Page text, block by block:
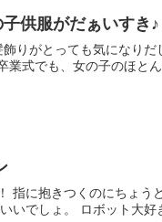
供服がだぁいすき♪
がとっても気になりだして
業式でも、女の子のほと
わ